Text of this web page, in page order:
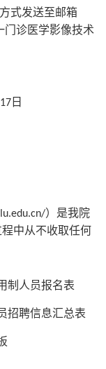
式发送至邮箱
门诊医学影像技术
17 日
）是我院
中从不收取任何
制人员报名表
招聘信息汇总表